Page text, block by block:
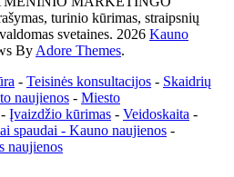
turinio kūrimas, straipsnių
svetaines. 2026 Kauno
By Adore Themes.
- Teisinės konsultacijos - Skaidrių
naujienos - Miesto
- Įvaizdžio kūrimas - Veidoskaita -
spaudai - Kauno naujienos -
naujienos